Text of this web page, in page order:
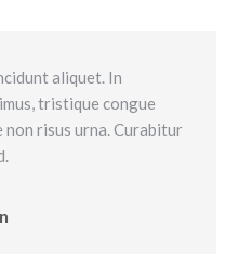
aliquet. In
tristique congue
non risus urna. Curabitur